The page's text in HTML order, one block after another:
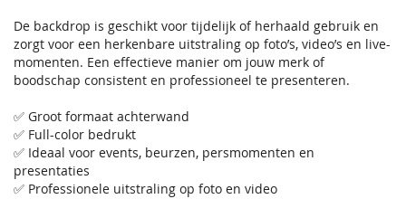
De backdrop is geschikt voor tijdelijk of herhaald gebruik en
zorgt voor een herkenbare uitstraling op foto’s, video’s en live-
momenten. Een effectieve manier om jouw merk of
boodschap consistent en professioneel te presenteren.
✅ Groot formaat achterwand
✅ Full-color bedrukt
✅ Ideaal voor events, beurzen, persmomenten en
presentaties
✅ Professionele uitstraling op foto en video